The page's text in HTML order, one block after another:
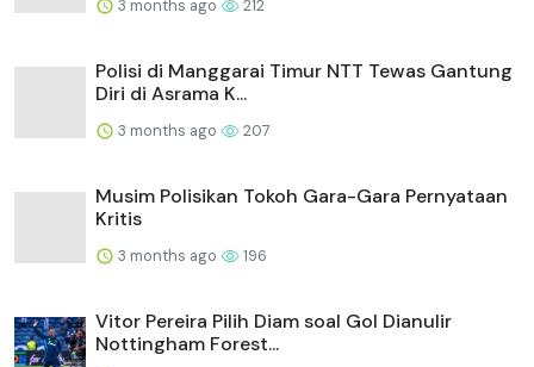
3 months ago 212
Polisi di Manggarai Timur NTT Tewas Gantung
Diri di Asrama K...
3 months ago 207
Musim Polisikan Tokoh Gara-Gara Pernyataan
Kritis
3 months ago 196
Vitor Pereira Pilih Diam soal Gol Dianulir
Nottingham Forest...